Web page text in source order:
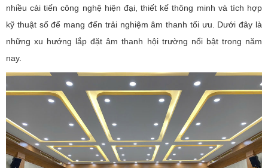
nhiều cải tiến công nghệ hiện đại, thiết kế thông minh và tích hợp
kỹ thuật số để mang đến trải nghiệm âm thanh tối ưu. Dưới đây là
những xu hướng lắp đặt âm thanh hội trường nổi bật trong năm
nay.